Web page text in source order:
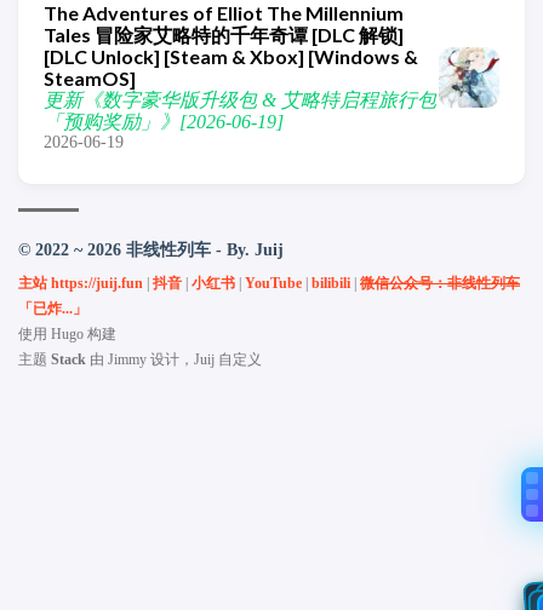
The Adventures of Elliot The Millennium
Tales 冒险家艾略特的千年奇谭 [DLC 解锁]
[DLC Unlock] [Steam & Xbox] [Windows &
SteamOS]
更新《数字豪华版升级包 & 艾略特启程旅行包
「预购奖励」》[2026-06-19]
2026-06-19
© 2022 ~ 2026 非线性列车 - By. Juij
主站 https://juij.fun 抖音 小红书 YouTube bilibili 微信公众号：非线性列车
「已炸...」
使用 Hugo 构建
主题 Stack 由 Jimmy 设计，Juij 自定义